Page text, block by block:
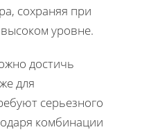
сохраняя при
уровне.
достичь
для
серьезного
комбинации